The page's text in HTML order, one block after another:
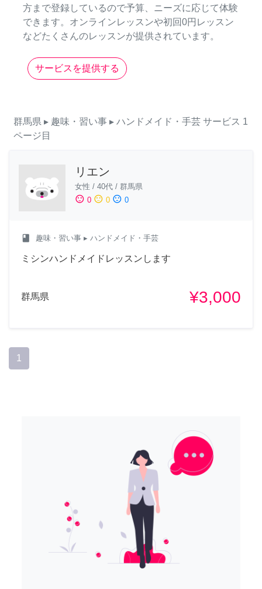
方まで登録しているので予算、ニーズに応じて体験
できます。オンラインレッスンや初回0円レッスン
などたくさんのレッスンが提供されています。
サービスを提供する
群馬県 ▸ 趣味・習い事 ▸ ハンドメイド・手芸 サービス 1
ページ目
リエン
女性 / 40代 / 群馬県
sentiment_satisfied 0 sentiment_neutral 0 sentiment_dissatisfied 0
class 趣味・習い事 ▸ ハンドメイド・手芸
ミシンハンドメイドレッスンします
群馬県 ¥3,000
1